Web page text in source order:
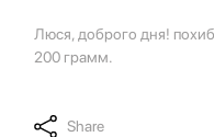
Люся, доброго дня!
200 грамм.
Share